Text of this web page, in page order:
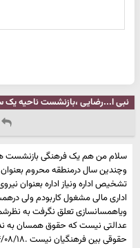
نبی ا...رضایی ،بازنشست ناحیه یک
سلام من هم یک فرهنگی بازنشست
وچندین سال درمنطقه محروم بعنوان
تشخیص اداره ونیاز اداره بعنوان
اداری مالی مشغول کاربودم ولی
عدالتی نیست که حقوق همسان به
حقوقی بین فرهنگیان نیست .۱۴۰۴/۰۸/۱۸